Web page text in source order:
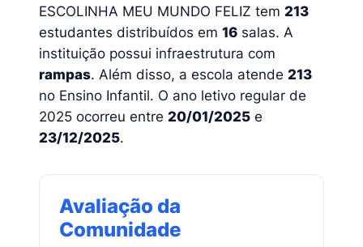
ESCOLINHA MEU MUNDO FELIZ tem 213
estudantes distribuídos em 16 salas. A
instituição possui infraestrutura com
rampas. Além disso, a escola atende 213
no Ensino Infantil. O ano letivo regular de
2025 ocorreu entre 20/01/2025 e
23/12/2025.
Avaliação da
Comunidade